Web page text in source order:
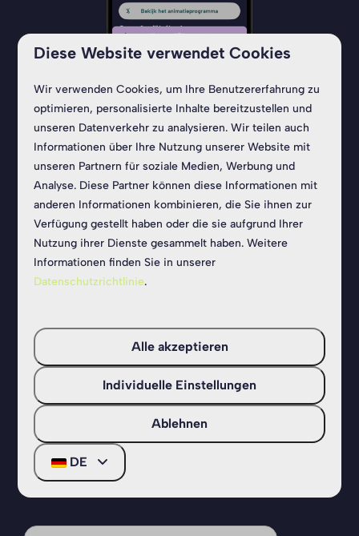
Download App für iPhone
Verwenden Sie diesen QR-Code, um die App
Diese Website verwendet Cookies
Wir verwenden Cookies, um Ihre Benutzererfahrung zu
optimieren, personalisierte Inhalte bereitzustellen und
unseren Datenverkehr zu analysieren. Wir teilen auch
Informationen über Ihre Nutzung unserer Website mit
unseren Partnern für soziale Medien, Werbung und
Analyse. Diese Partner können diese Informationen mit
anderen Informationen kombinieren, die Sie ihnen zur
Verfügung gestellt haben oder die sie aufgrund Ihrer
Nutzung ihrer Dienste gesammelt haben. Weitere
Informationen finden Sie in unserer
Datenschutzrichtlinie.
Alle akzeptieren
Individuelle Einstellungen
Ablehnen
DE